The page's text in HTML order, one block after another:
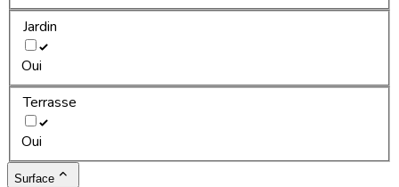
Jardin
Oui
Terrasse
Oui
Surface